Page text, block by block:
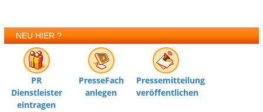
NEU HIER ?
PR
Dienstleister
eintragen
PresseFach
anlegen
Pressemitteilung
veröffentlichen